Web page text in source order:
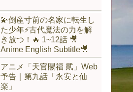
💫倒産寸前の名家に転生し
た少年⚡古代魔法の力を解
き放つ！🔥 1~12話 🎥
Anime English Subtitle🎥
アニメ「天官賜福 貮」Web
予告｜第九話「永安と仙
楽」